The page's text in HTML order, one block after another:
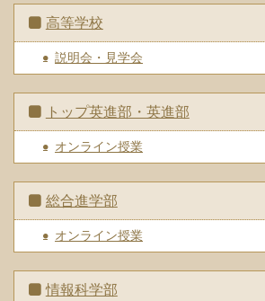
高等学校
説明会・見学会
トップ英進部・英進部
オンライン授業
総合進学部
オンライン授業
情報科学部